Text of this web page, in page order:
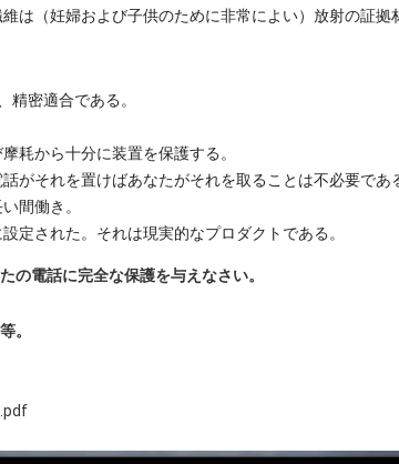
は（妊婦および子供のために非常によい）放射の証拠
精密適合である。
耗から十分に装置を保護する。
がそれを置けばあなたがそれを取ることは不必要であ
間働き。
定された。それは現実的なプロダクトである。
の電話に完全な保護を与えなさい。
。